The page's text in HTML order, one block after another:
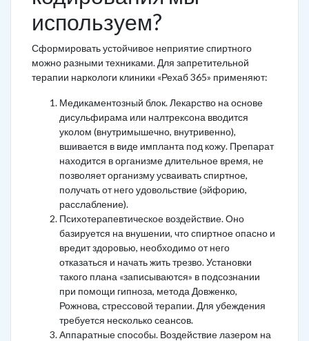
используем?
Сформировать устойчивое неприятие спиртного
можно разными техниками. Для запретительной
терапии наркологи клиники «Рехаб 365» применяют:
Медикаментозный блок. Лекарство на основе
дисульфирама или налтрексона вводится
уколом (внутримышечно, внутривенно),
вшивается в виде импланта под кожу. Препарат
находится в организме длительное время, не
позволяет организму усваивать спиртное,
получать от него удовольствие (эйфорию,
расслабление).
Психотерапевтическое воздействие. Оно
базируется на внушении, что спиртное опасно и
вредит здоровью, необходимо от него
отказаться и начать жить трезво. Установки
такого плана «записываются» в подсознании
при помощи гипноза, метода Довженко,
Рожнова, стрессовой терапии. Для убеждения
требуется несколько сеансов.
Аппаратные способы. Воздействие лазером на